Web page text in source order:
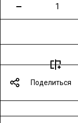
Поделиться